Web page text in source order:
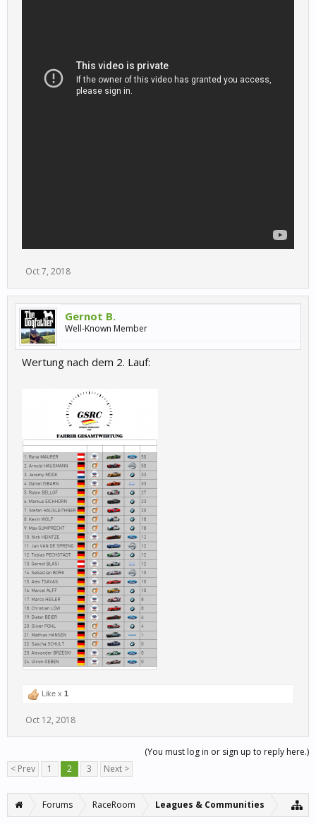
Oct 7, 2018
Gernot B.
Well-Known Member
Wertung nach dem 2. Lauf:
Like x 1
Oct 12, 2018
(You must log in or sign up to reply here.)
< Prev
1 2 3 Next >
Forums RaceRoom Leagues & Communities